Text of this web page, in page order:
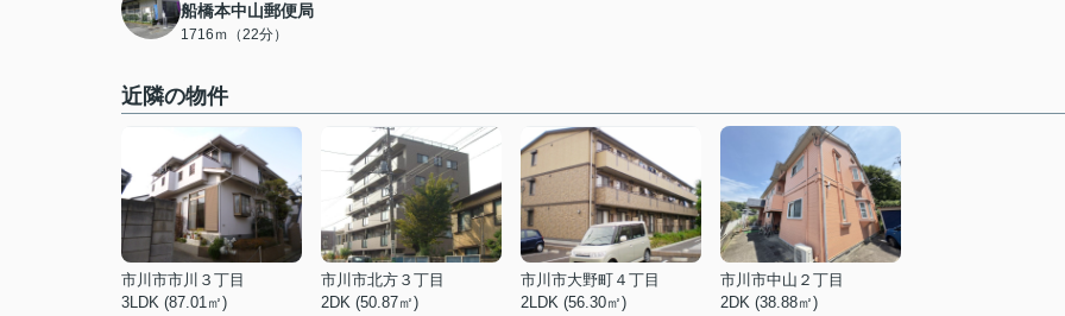
船橋本中山郵便局
1716ｍ（22分）
近隣の物件
市川市市川３丁目
3LDK (87.01㎡)
市川市北方３丁目
2DK (50.87㎡)
市川市大野町４丁目
2LDK (56.30㎡)
市川市中山２丁目
2DK (38.88㎡)